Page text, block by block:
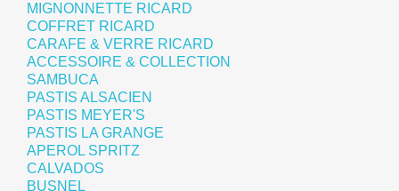
MIGNONNETTE RICARD
COFFRET RICARD
CARAFE & VERRE RICARD
ACCESSOIRE & COLLECTION
SAMBUCA
PASTIS ALSACIEN
PASTIS MEYER'S
PASTIS LA GRANGE
APEROL SPRITZ
CALVADOS
BUSNEL